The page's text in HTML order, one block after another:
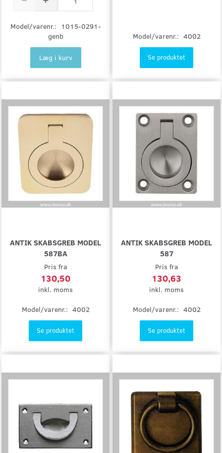
Model/varenr.:
1015-0291-
genb
Læg i kurv
Model/varenr.: 4002
Se produktet
ANTIK SKABSGREB MODEL
587BA
Pris fra
130,50
inkl. moms
Model/varenr.: 4002
Se produktet
ANTIK SKABSGREB MODEL
587
Pris fra
130,63
inkl. moms
Model/varenr.: 4002
Se produktet